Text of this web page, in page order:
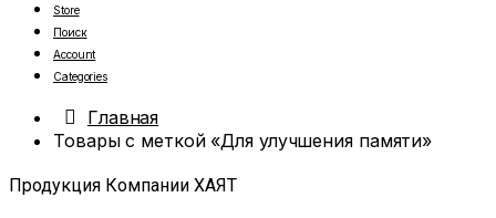
Store
Поиск
Account
Categories
Главная
Товары с меткой «Для улучшения памяти»
Продукция Компании ХАЯТ